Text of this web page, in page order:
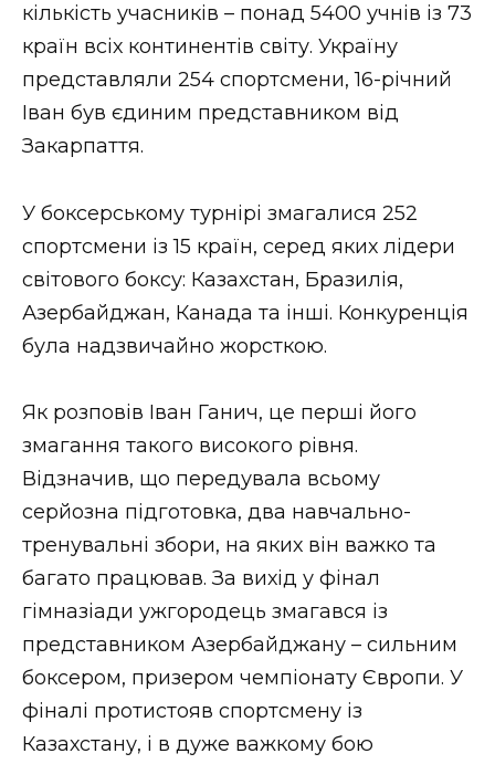
ЗАКАРПАТСЬКІ НОВИНИ
НОВИНИ ЗАХІДНОЇ УКРАЇНИ
ФОТО
ВІДЕО
кількість учасників – понад 5400 учнів із 73
країн всіх континентів світу. Україну
представляли 254 спортсмени, 16-річний
Іван був єдиним представником від
Закарпаття.
У боксерському турнірі змагалися 252
спортсмени із 15 країн, серед яких лідери
світового боксу: Казахстан, Бразилія,
Азербайджан, Канада та інші. Конкуренція
була надзвичайно жорсткою.
Як розповів Іван Ганич, це перші його
змагання такого високого рівня.
Відзначив, що передувала всьому
серйозна підготовка, два навчально-
тренувальні збори, на яких він важко та
багато працював. За вихід у фінал
гімназіади ужгородець змагався із
представником Азербайджану – сильним
боксером, призером чемпіонату Європи. У
фіналі протистояв спортсмену із
Казахстану, і в дуже важкому бою